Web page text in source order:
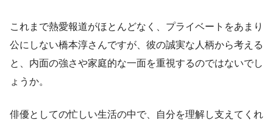
これまで熱愛報道がほとんどなく、プライベートをあまり
公にしない橋本淳さんですが、彼の誠実な人柄から考える
と、内面の強さや家庭的な一面を重視するのではないでし
ょうか。
俳優としての忙しい生活の中で、自分を理解し支えてくれ